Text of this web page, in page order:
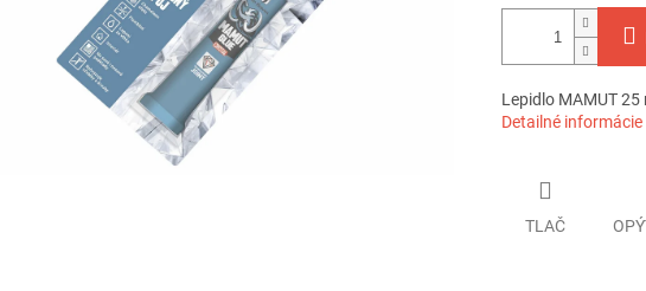
Lepidlo MAMUT
Detailné informácie
TLAČ